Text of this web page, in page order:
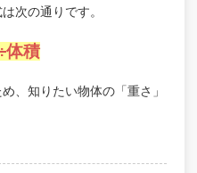
次の通りです。
体積
、知りたい物体の「重さ」